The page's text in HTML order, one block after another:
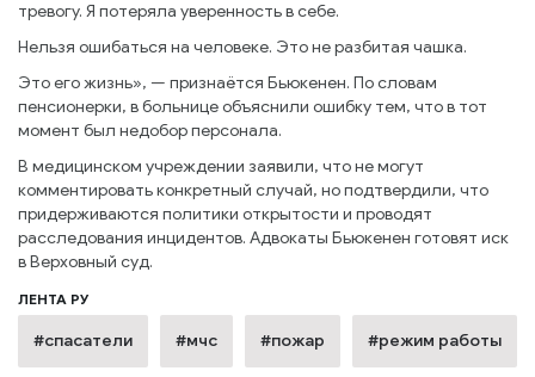
тревогу. Я потеряла уверенность в себе.
Нельзя ошибаться на человеке. Это не разбитая чашка.
Это его жизнь», — признаётся Бьюкенен. По словам
пенсионерки, в больнице объяснили ошибку тем, что в тот
момент был недобор персонала.
В медицинском учреждении заявили, что не могут
комментировать конкретный случай, но подтвердили, что
придерживаются политики открытости и проводят
расследования инцидентов. Адвокаты Бьюкенен готовят иск
в Верховный суд.
ЛЕНТА РУ
#спасатели #мчс #пожар #режим работы